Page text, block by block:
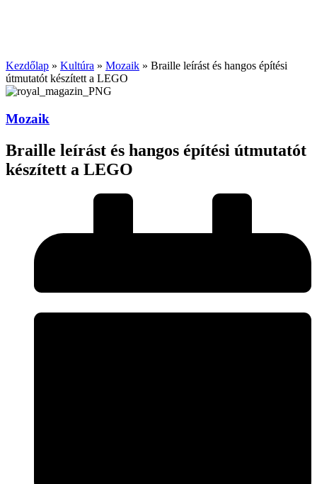
Kezdőlap » Kultúra » Mozaik » Braille leírást és hangos építési
útmutatót készített a LEGO
Mozaik
Braille leírást és hangos építési útmutatót
készített a LEGO